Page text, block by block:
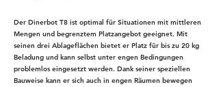
Der Dinerbot T8 ist optimal für Situationen mit mittleren
Mengen und begrenztem Platzangebot geeignet. Mit
seinen drei Ablageflächen bietet er Platz für bis zu 20 kg
Beladung und kann selbst unter engen Bedingungen
problemlos eingesetzt werden. Dank seiner speziellen
Bauweise kann er sich auch in engen Räumen bewegen